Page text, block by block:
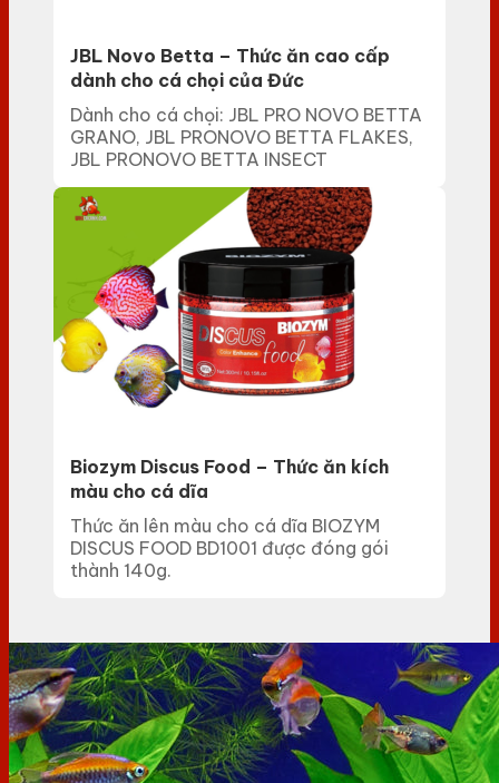
JBL Novo Betta – Thức ăn cao cấp
dành cho cá chọi của Đức
Dành cho cá chọi: JBL PRO NOVO BETTA
GRANO, JBL PRONOVO BETTA FLAKES,
JBL PRONOVO BETTA INSECT
Biozym Discus Food – Thức ăn kích
màu cho cá dĩa
Thức ăn lên màu cho cá dĩa BIOZYM
DISCUS FOOD BD1001 được đóng gói
thành 140g.